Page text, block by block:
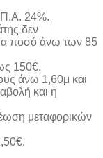
24%.
δεν
ποσό άνω των 85
150€.
άνω 1,60μ και
και η
μεταφορικών